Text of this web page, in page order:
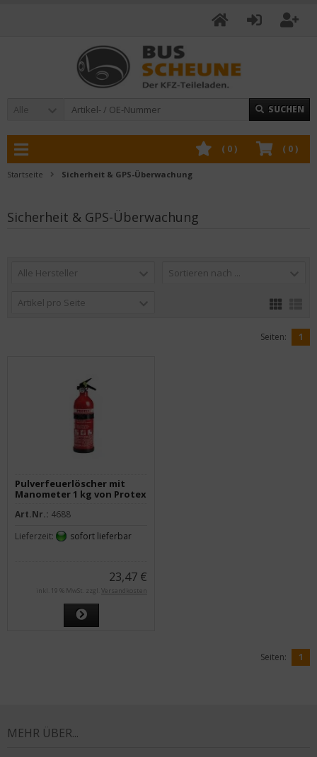
Alle SUCHEN
( 0)
( 0)
Startseite Sicherheit & GPS-Überwachung
Sicherheit & GPS-Überwachung
Alle Hersteller Sortieren nach ...
Artikel pro Seite
Seiten: 1
Pulverfeuerlöscher mit
Manometer 1 kg von Protex
Art.Nr.: 4688
Lieferzeit:
sofort lieferbar
23,47 €
inkl. 19 % MwSt. zzgl. Versandkosten
Seiten: 1
MEHR ÜBER...